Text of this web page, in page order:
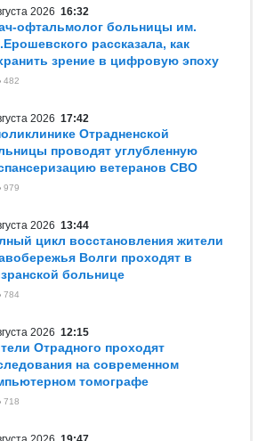
2026 16:32
офтальмолог больницы им.
рассказала, как
зрение в цифровую эпоху
482
2026 17:42
Отрадненской
проводят углубленную
ветеранов СВО
979
2026 13:44
цикл восстановления жители
Волги проходят в
больнице
784
2026 12:15
Отрадного проходят
на современном
томографе
718